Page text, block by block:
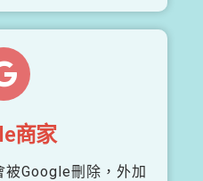
商家
被Google刪除，外加